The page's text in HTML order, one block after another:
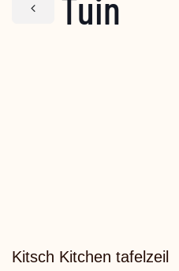
Kitsch Kitchen tafelzeil